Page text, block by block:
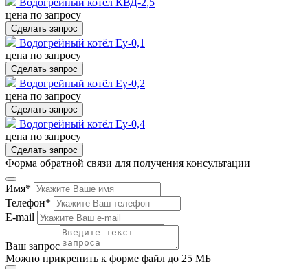
цена по запросу
Сделать запрос
Водогрейный котёл Еу-0,1
цена по запросу
Сделать запрос
Водогрейный котёл Еу-0,2
цена по запросу
Сделать запрос
Водогрейный котёл Еу-0,4
цена по запросу
Сделать запрос
Форма обратной связи для получения консультации
Имя*
Телефон*
E-mail
Ваш запрос
Можно прикрепить к форме файл до 25 МБ